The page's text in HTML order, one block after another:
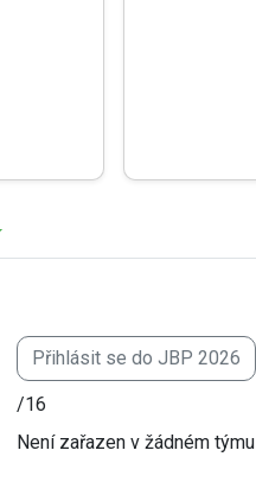
Přihlásit se do JBP 2026
/16
Není zařazen v žádném týmu